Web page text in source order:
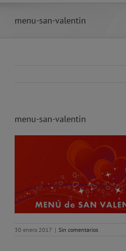
menu-san-valentin
menu-san-valentin
30 enero 2017 | Sin comentarios